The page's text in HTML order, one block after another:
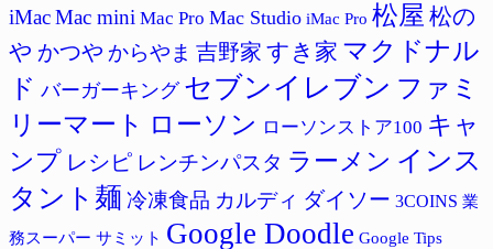
iMacMac mini Mac Pro Mac Studio iMac Pro 松屋 松の
や かつや からやま 吉野家 すき家 マクドナル
ド バーガーキング セブンイレブン ファミ
リーマート ローソン ローソンストア100 キャ
ンプ レシピ レンチンパスタ ラーメン インス
タント麺 冷凍食品 カルディ ダイソー 3COINS 業
務スーパー サミット Google Doodle Google Tips